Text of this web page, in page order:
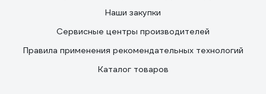
Наши закупки
Сервисные центры производителей
Правила применения рекомендательных технологий
Каталог товаров